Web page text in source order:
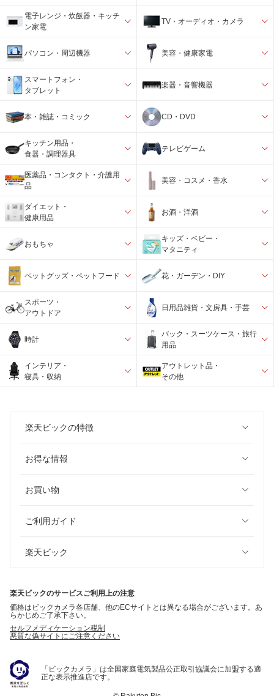
電子レンジ・炊飯器・キッチ
ン家電
TV・オーディオ・カメラ
パソコン・周辺機器 美容・健康家電
スマートフォン・
タブレット
楽器・音響機器
本・雑誌・コミック CD・DVD
キッチン用品・
食器・調理器具
テレビゲーム
医薬品・コンタクト・介護用
品
美容・コスメ・香水
ダイエット・
健康用品
お酒・洋酒
おもちゃ
キッズ・ベビー・
マタニティ
ペットグッズ・ペットフード 花・ガーデン・DIY
スポーツ・
アウトドア
日用品雑貨・文房具・手芸
時計
バック・スーツケース・旅行
用品
インテリア・
寝具・収納
アウトレット品・
その他
楽天ビックの特徴
お得な情報
お買い物
ご利用ガイド
楽天ビック
楽天ビックのサービスご利用上の注意
価格はビックカメラ各店舗、他のECサイトとは異なる場合がございます。あ
らかじめご了承下さい。
セルフメディケーション税制
悪質な偽サイトにご注意ください
「ビックカメラ」は全国家庭電気製品公正取引協議会に加盟する適
正な表示推進店です。